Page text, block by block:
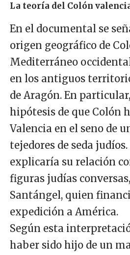
La teoría del Colón
En el documental se
origen geográfico de
Mediterráneo
en los antiguos
de Aragón. En
hipótesis de que Colón
Valencia en el seno de
tejedores de seda
explicaría su relación
figuras judías
Santángel, quien
expedición a América.
Según esta
haber sido hijo de un